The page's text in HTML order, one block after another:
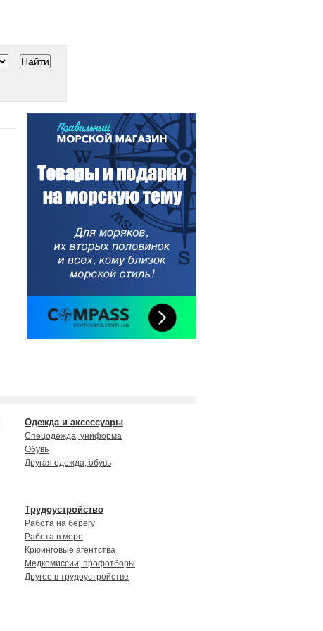
Одежда и аксессуары
Cпецодежда, униформа
Обувь
Другая одежда, обувь
Трудоустройство
Работа на берегу
Работа в море
Крюинговые агентства
Медкомиссии, профотборы
Другое в трудоустройстве